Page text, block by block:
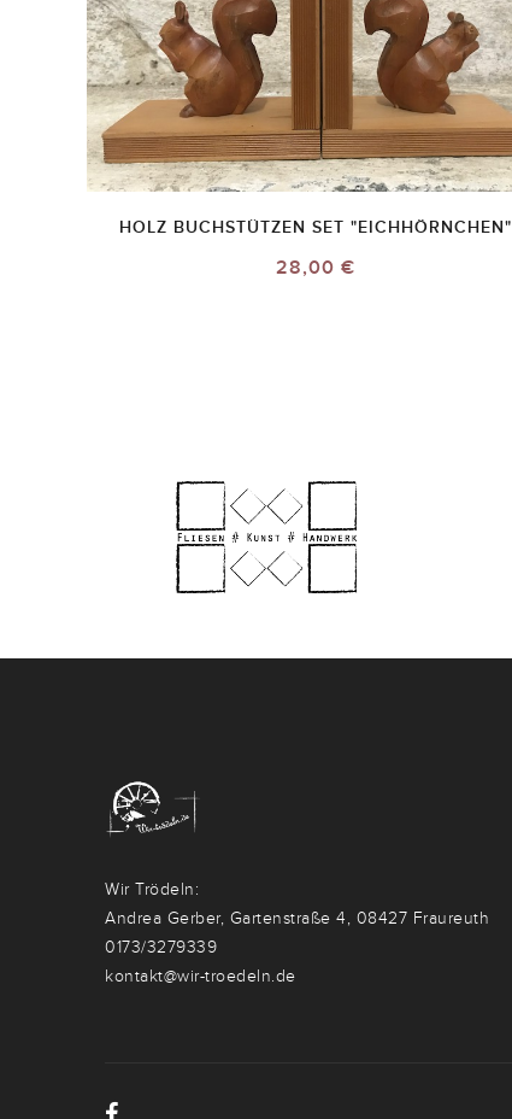
HOLZ BUCHSTÜTZEN SET "EICHHÖRNCHEN"
28,00 €
Wir Trödeln:
Andrea Gerber, Gartenstraße 4, 08427 Fraureuth
0173/3279339
kontakt@wir-troedeln.de